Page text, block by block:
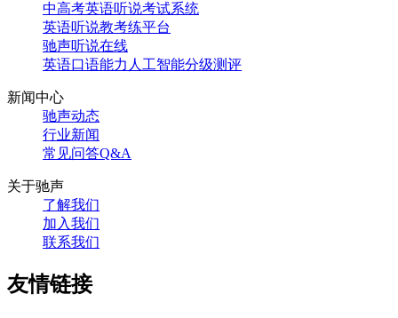
中高考英语听说考试系统
英语听说教考练平台
驰声听说在线
英语口语能力人工智能分级测评
新闻中心
驰声动态
行业新闻
常见问答Q&A
关于驰声
了解我们
加入我们
联系我们
友情链接